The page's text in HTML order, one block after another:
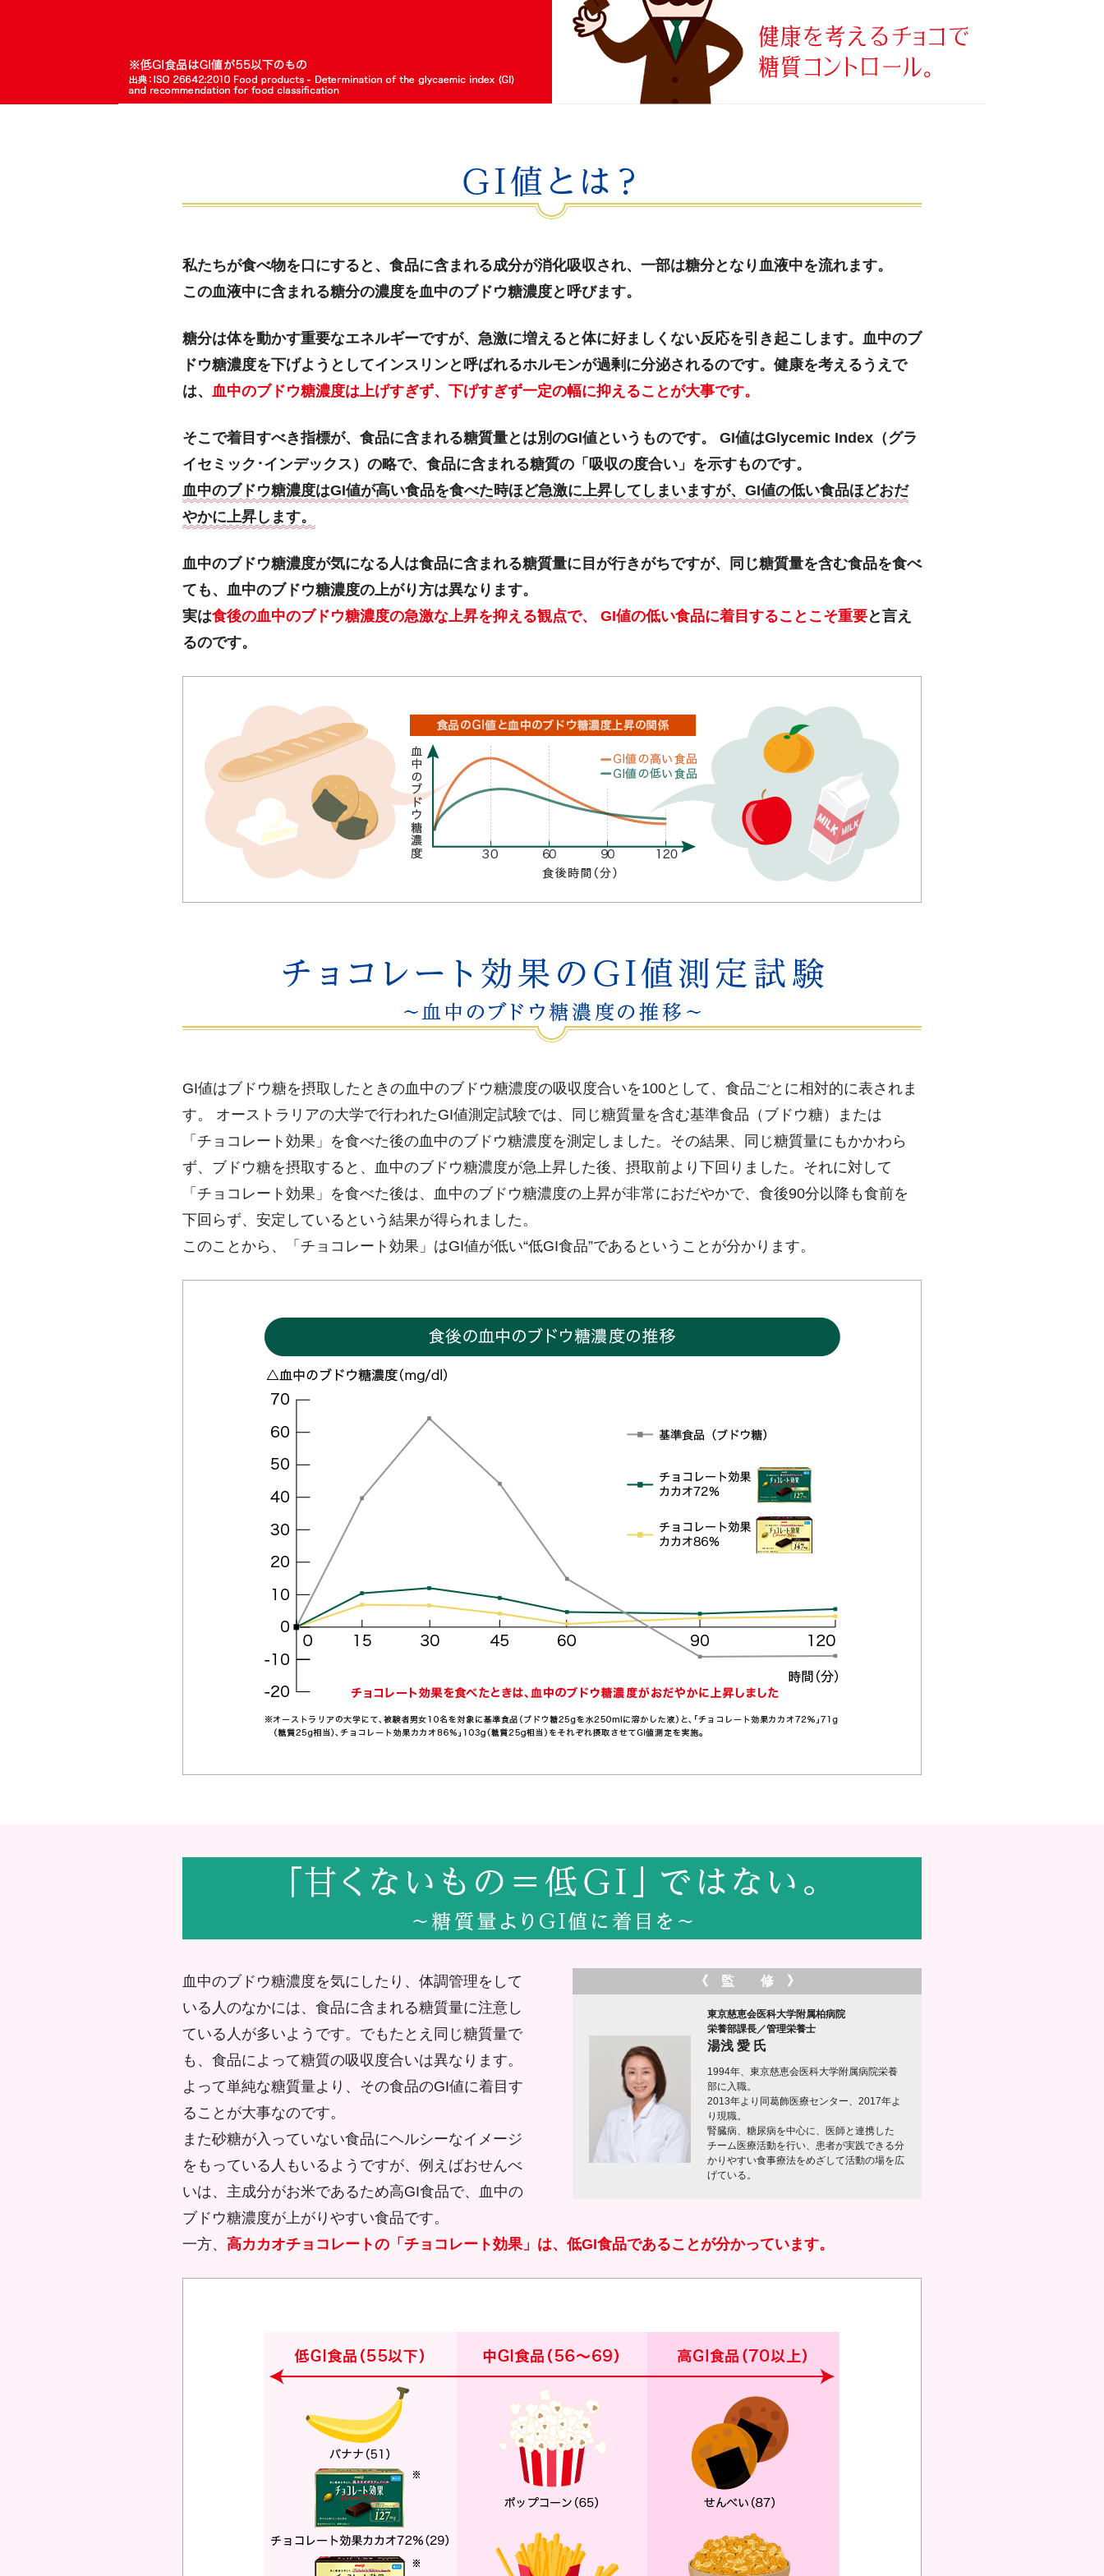
私たちが食べ物を口にすると、食品に含まれる成分が消化吸収され、一部は糖分となり血液中を流れます。
この血液中に含まれる糖分の濃度を血中のブドウ糖濃度と呼びます。
糖分は体を動かす重要なエネルギーですが、急激に増えると体に好ましくない反応を引き起こします。血中のブ
ドウ糖濃度を下げようとしてインスリンと呼ばれるホルモンが過剰に分泌されるのです。健康を考えるうえで
は、 血中のブドウ糖濃度は上げすぎず、下げすぎず一定の幅に抑えることが大事です。
そこで着目すべき指標が、食品に含まれる糖質量とは別のGI値というものです。 GI値はGlycemic Index（グラ
イセミック･インデックス）の略で、食品に含まれる糖質の「吸収の度合い」を示すものです。
血中のブドウ糖濃度はGI値が高い食品を食べた時ほど急激に上昇してしまいますが、GI値の低い食品ほどおだ
やかに上昇します。
血中のブドウ糖濃度が気になる人は食品に含まれる糖質量に目が行きがちですが、同じ糖質量を含む食品を食べ
ても、血中のブドウ糖濃度の上がり方は異なります。
実は食後の血中のブドウ糖濃度の急激な上昇を抑える観点で、 GI値の低い食品に着目することこそ重要と言え
るのです。
GI値はブドウ糖を摂取したときの血中のブドウ糖濃度の吸収度合いを100として、食品ごとに相対的に表されま
す。 オーストラリアの大学で行われたGI値測定試験では、同じ糖質量を含む基準食品（ブドウ糖）または
「チョコレート効果」を食べた後の血中のブドウ糖濃度を測定しました。その結果、同じ糖質量にもかかわら
ず、ブドウ糖を摂取すると、血中のブドウ糖濃度が急上昇した後、摂取前より下回りました。それに対して
「チョコレート効果」を食べた後は、血中のブドウ糖濃度の上昇が非常におだやかで、食後90分以降も食前を
下回らず、安定しているという結果が得られました。
このことから、「チョコレート効果」はGI値が低い“低GI食品”であるということが分かります。
《 監 修 》
東京慈恵会医科大学附属柏病院
栄養部課長／管理栄養士
湯浅 愛 氏
1994年、東京慈恵会医科大学附属病院栄養
部に入職。
2013年より同葛飾医療センター、2017年よ
り現職。
腎臓病、糖尿病を中心に、医師と連携した
チーム医療活動を行い、患者が実践できる分
かりやすい食事療法をめざして活動の場を広
げている。
血中のブドウ糖濃度を気にしたり、体調管理をして
いる人のなかには、食品に含まれる糖質量に注意し
ている人が多いようです。でもたとえ同じ糖質量で
も、食品によって糖質の吸収度合いは異なります。
よって単純な糖質量より、その食品のGI値に着目す
ることが大事なのです。
また砂糖が入っていない食品にヘルシーなイメージ
をもっている人もいるようですが、例えばおせんべ
いは、主成分がお米であるため高GI食品で、血中の
ブドウ糖濃度が上がりやすい食品です。
一方、 高カカオチョコレートの「チョコレート効果」は、低GI食品であることが分かっています。